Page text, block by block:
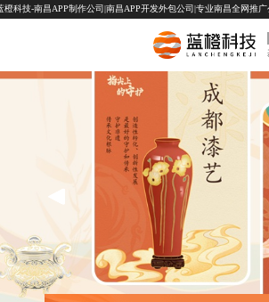
橙科技-南昌APP制作公司|南昌APP开发外包公司|专业南昌全网推广